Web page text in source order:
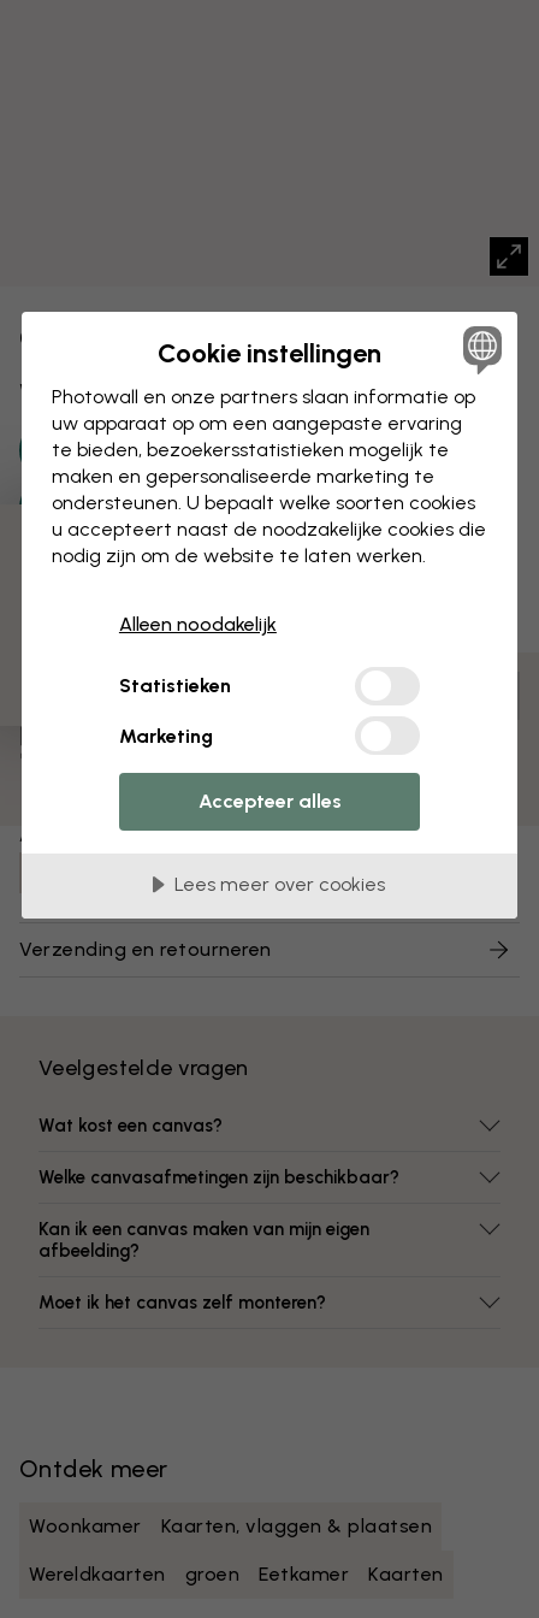
Wereldkaart met steden
CANVAS Opslaan
Aanpassen en bestellen
Voorgemonteerd en klaar om op te hangen
Kleuren vervagen niet
Artikelnummer:
Verzending en retourneren
Veelgestelde vragen
Wat kost een canvas?
Welke canvasafmetingen zijn beschikbaar?
Kan ik een canvas maken van mijn eigen
afbeelding?
Moet ik het canvas zelf monteren?
Ontdek meer
Woonkamer Kaarten, vlaggen & plaatsen
Wereldkaarten groen Eetkamer Kaarten
Cookie instellingen
Photowall en onze partners slaan informatie op
uw apparaat op om een aangepaste ervaring
te bieden, bezoekersstatistieken mogelijk te
maken en gepersonaliseerde marketing te
ondersteunen. U bepaalt welke soorten cookies
u accepteert naast de noodzakelijke cookies die
nodig zijn om de website te laten werken.
Alleen noodakelijk
Statistieken
Marketing
Accepteer alles
Lees meer over cookies